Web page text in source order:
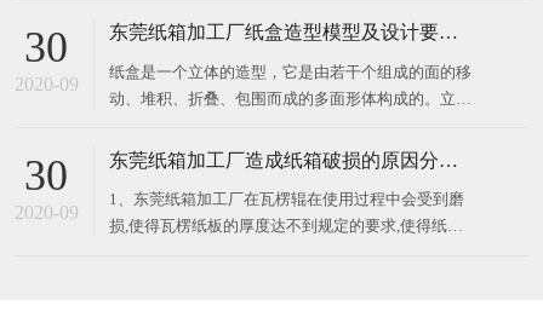
空间中起分割空间的作用，对不同部位的面加以切
纸盒展示面的构成关系要注意展示面、侧面、顶部
30
2020-09
东莞纸箱加工厂纸盒造型模型及设计要求？
纸盒是一个立体的造型，它是由若干个组成的面的移
动、堆积、折叠、包围而成的多面形体构成的。立体
的面加以切割、旋转、折叠，所得到的面就有不同的
面、顶部与底部的衔接关系，以及包装
30
2020-09
东莞纸箱加工厂造成纸箱破损的原因分析？
1、东莞纸箱加工厂在瓦楞辊在使用过程中会受到磨
损,使得瓦楞纸板的厚度达不到规定的要求,使得纸箱